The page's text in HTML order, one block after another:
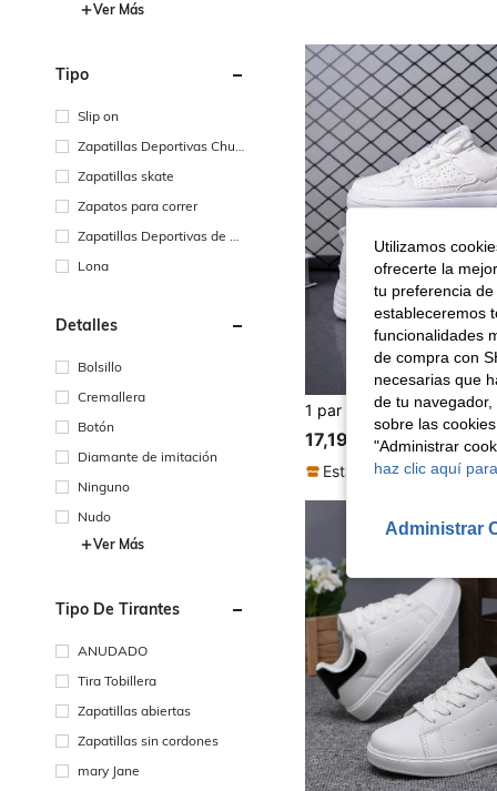
Ver Más
Tipo
Slip on
Zapatillas Deportivas Chun
Zapatillas skate
Zapatos para correr
Zapatillas Deportivas de Ca
Lona
Detalles
Bolsillo
Cremallera
Botón
Diamante de imitación
Ninguno
Nudo
Ver Más
Tipo De Tirantes
ANUDADO
Tira Tobillera
Zapatillas abiertas
Zapatillas sin cordones
mary Jane
17,19€
Establecido hace 1 año
Utilizamos
ofrecerte la
tu preferencia
estableceremos
funcionalidades
de compra con
necesarias que
de tu
sobre las
"Administrar
haz clic aquí
Administrar